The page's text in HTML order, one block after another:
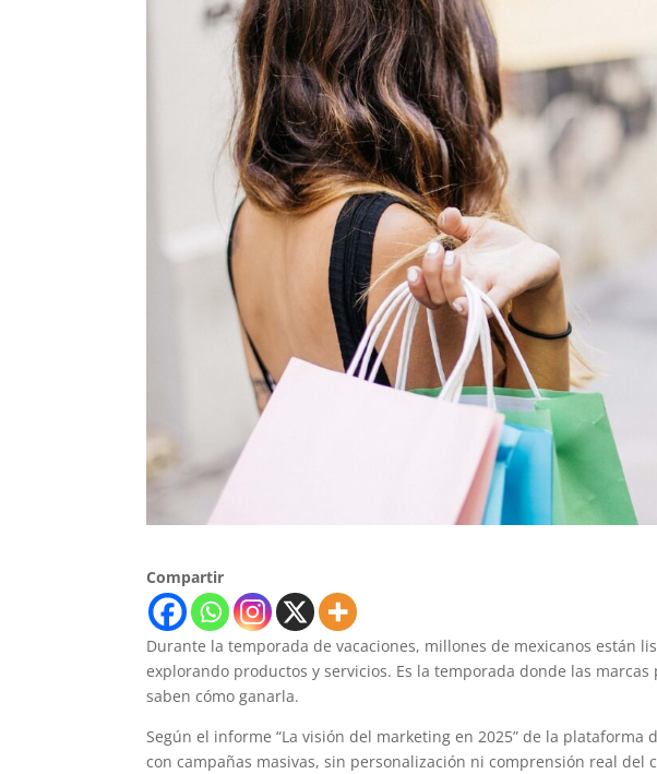
Compartir
Durante la temporada de vacaciones, millones de mexicanos están
explorando productos y servicios. Es la temporada donde las
saben cómo ganarla.
Según el informe “La visión del marketing en 2025” de la plataforma
con campañas masivas, sin personalización ni comprensión real del